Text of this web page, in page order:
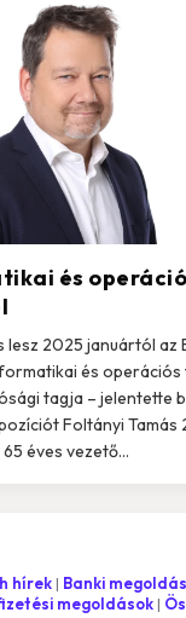
és
lesz 2025 januártól az
és
tagja – jelentette
Foltányi Tamás
éves vezető...
hírek
Banki
megoldások